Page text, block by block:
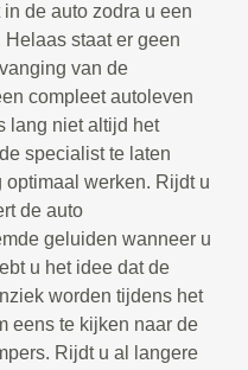
de auto zodra u een
staat er geen
van de
compleet autoleven
lang niet altijd het
specialist te laten
optimaal werken. Rijdt u
de auto
geluiden wanneer u
u het idee dat de
worden tijdens het
eens te kijken naar de
Rijdt u al langere